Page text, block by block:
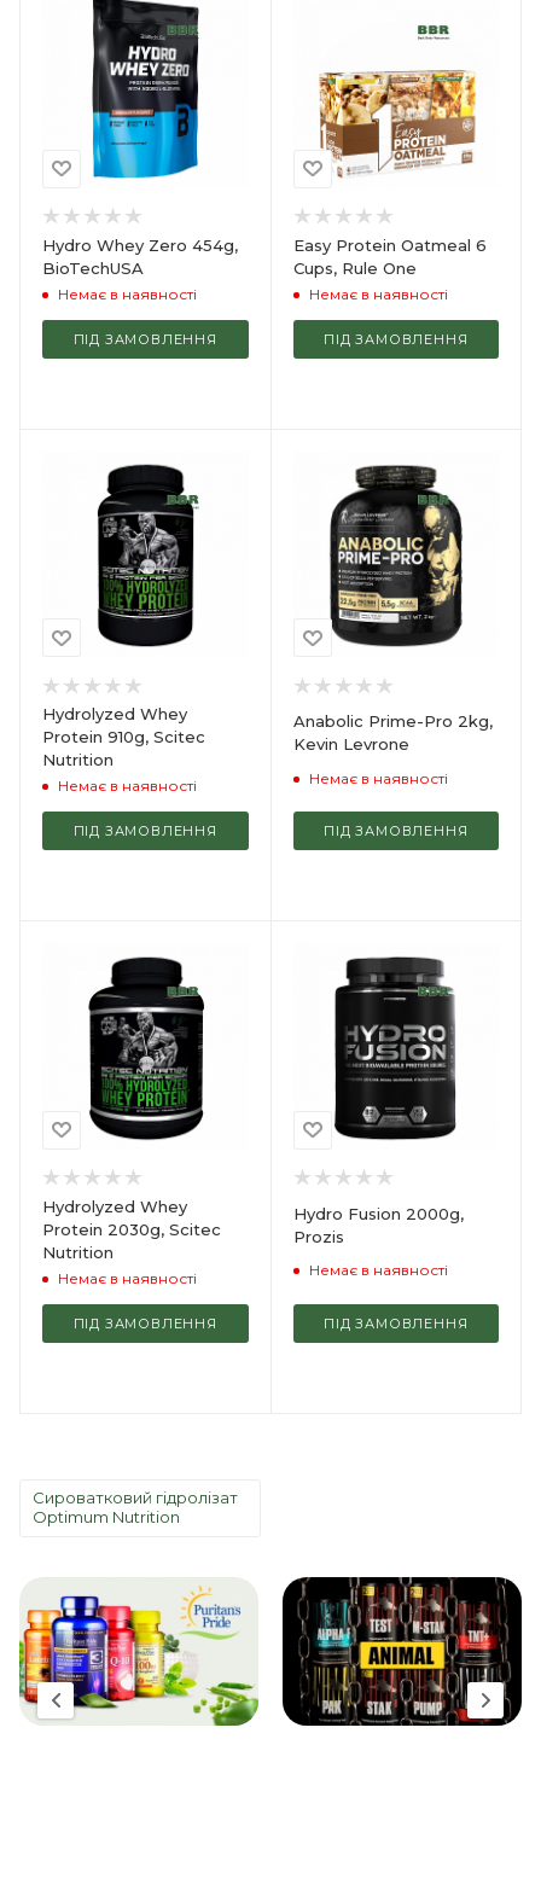
Hydro Whey Zero 454g,
BioTechUSA
Немає в наявності
ПІД ЗАМОВЛЕННЯ
Easy Protein Oatmeal 6
Cups, Rule One
Немає в наявності
ПІД ЗАМОВЛЕННЯ
Hydrolyzed Whey
Protein 910g, Scitec
Nutrition
Немає в наявності
ПІД ЗАМОВЛЕННЯ
Anabolic Prime-Pro 2kg,
Kevin Levrone
Немає в наявності
ПІД ЗАМОВЛЕННЯ
Hydrolyzed Whey
Protein 2030g, Scitec
Nutrition
Немає в наявності
ПІД ЗАМОВЛЕННЯ
Hydro Fusion 2000g,
Prozis
Немає в наявності
ПІД ЗАМОВЛЕННЯ
Сироватковий гідролізат
Optimum Nutrition